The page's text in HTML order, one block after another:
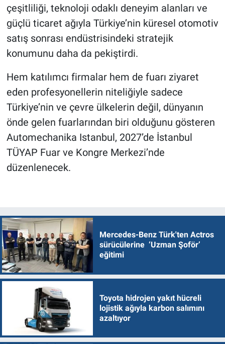
çeşitliliği, teknoloji odaklı deneyim alanları ve
güçlü ticaret ağıyla Türkiye’nin küresel otomotiv
satış sonrası endüstrisindeki stratejik
konumunu daha da pekiştirdi.
Hem katılımcı firmalar hem de fuarı ziyaret
eden profesyonellerin niteliğiyle sadece
Türkiye’nin ve çevre ülkelerin değil, dünyanın
önde gelen fuarlarından biri olduğunu gösteren
Automechanika Istanbul, 2027’de İstanbul
TÜYAP Fuar ve Kongre Merkezi’nde
düzenlenecek.
Mercedes-Benz Türk'ten Actros
sürücülerine ‘Uzman Şoför’
eğitimi
Toyota hidrojen yakıt hücreli
lojistik ağıyla karbon salımını
azaltıyor